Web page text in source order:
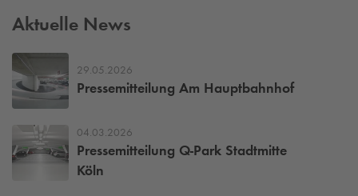
Aktuelle News
29.05.2026
Pressemitteilung Am Hauptbahnhof
04.03.2026
Pressemitteilung Q-Park Stadtmitte
Köln